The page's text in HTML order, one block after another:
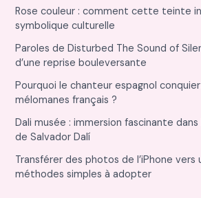
Rose couleur : comment cette teinte
symbolique culturelle
Paroles de Disturbed The Sound of
d’une reprise bouleversante
Pourquoi le chanteur espagnol
mélomanes français ?
Dali musée : immersion fascinante dans
de Salvador Dalí
Transférer des photos de l’iPhone vers
méthodes simples à adopter